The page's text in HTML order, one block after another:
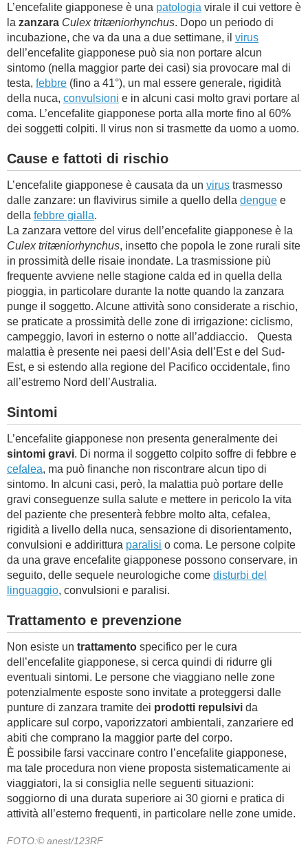
L’encefalite giapponese è una patologia virale il cui vettore è
la zanzara Culex tritæniorhynchus. Dopo un periodo di
incubazione, che va da una a due settimane, il virus
dell’encefalite giapponese può sia non portare alcun
sintomo (nella maggior parte dei casi) sia provocare mal di
testa, febbre (fino a 41°), un mal essere generale, rigidità
della nuca, convulsioni e in alcuni casi molto gravi portare al
coma. L’encefalite giapponese porta alla morte fino al 60%
dei soggetti colpiti. Il virus non si trasmette da uomo a uomo.
Cause e fattoti di rischio
L’encefalite giapponese è causata da un virus trasmesso
dalle zanzare: un flavivirus simile a quello della dengue e
della febbre gialla.
La zanzara vettore del virus dell’encefalite giapponese è la
Culex tritæniorhynchus, insetto che popola le zone rurali site
in prossimità delle risaie inondate. La trasmissione più
frequente avviene nelle stagione calda ed in quella della
pioggia, in particolare durante la notte quando la zanzara
punge il soggetto. Alcune attività sono considerate a rischio,
se praticate a prossimità delle zone di irrigazione: ciclismo,
campeggio, lavori in esterno o notte all’addiaccio. Questa
malattia è presente nei paesi dell’Asia dell’Est e del Sud-
Est, e si estendo alla regione del Pacifico occidentale, fino
all’estremo Nord dell’Australia.
Sintomi
L’encefalite giapponese non presenta generalmente dei
sintomi gravi. Di norma il soggetto colpito soffre di febbre e
cefalea, ma può finanche non riscontrare alcun tipo di
sintomo. In alcuni casi, però, la malattia può portare delle
gravi conseguenze sulla salute e mettere in pericolo la vita
del paziente che presenterà febbre molto alta, cefalea,
rigidità a livello della nuca, sensazione di disorientamento,
convulsioni e addirittura paralisi o coma. Le persone colpite
da una grave encefalite giapponese possono conservare, in
seguito, delle sequele neurologiche come disturbi del
linguaggio, convulsioni e paralisi.
Trattamento e prevenzione
Non esiste un trattamento specifico per le cura
dell’encefalite giapponese, si cerca quindi di ridurre gli
eventuali sintomi. Le persone che viaggiano nelle zone
potenzialmente esposte sono invitate a proteggersi dalle
punture di zanzara tramite dei prodotti repulsivi da
applicare sul corpo, vaporizzatori ambientali, zanzariere ed
abiti che comprano la maggior parte del corpo.
È possibile farsi vaccinare contro l’encefalite giapponese,
ma tale procedura non viene proposta sistematicamente ai
viaggiatori, la si consiglia nelle seguenti situazioni:
soggiorno di una durata superiore ai 30 giorni e pratica di
attività all’esterno frequenti, in particolare nelle zone umide.
FOTO:© anest/123RF